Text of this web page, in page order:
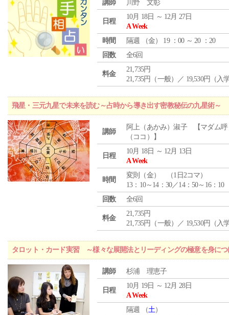
講師 川野 文彰
日程
10月 18日 ～ 12月 27日
A Week
時間
隔週 （金） 19 ：00 ～ 20 ：20
回数
全6回
料金
21,735円
21,735円（一般）／ 19,530円（入
飛星・三元九星で未来を読む～占時から導き出す密教秘伝の九星術～
講師
阿上（あかみ）淑子 【マダム呼
（ココ）】
日程
10月 18日 ～ 12月 13日
A Week
時間
変則（金） （1日2コマ）
13：10～14：30／14：50～16：10
回数
全6回
料金
21,735円
21,735円（一般）／ 19,530円（入
タロット・カード実習 ～様々な展開法とリーディングの極意を身につ
講師 杉浦 理恵子
日程
10月 19日 ～ 12月 28日
A Week
隔週 （土）